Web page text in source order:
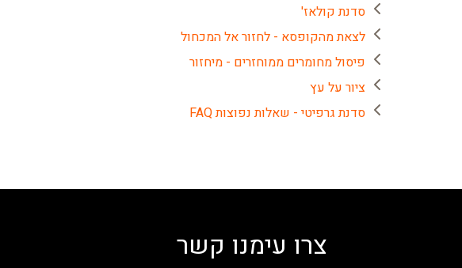
סדנת קולאז'
לצאת מהקופסא - לחזור אל המכחול
פיסול מחומרים ממוחזרים - מיחזור
ציור על עץ
סדנת גרפיטי - שאלות נפוצות FAQ
צרו עימנו קשר